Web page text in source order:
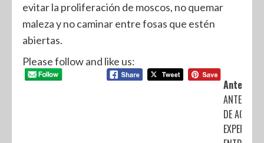
evitar la proliferación de moscos, no quemar
maleza y no caminar entre fosas que estén
abiertas.
Please follow and like us:
Anterior:
ANTE LOS
DE AGUA,
EXPERTOS